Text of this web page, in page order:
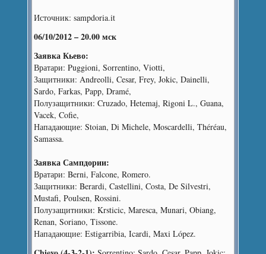
Источник: sampdoria.it
06/10/2012 – 20.00 мск
Заявка Кьево:
Вратари: Puggioni, Sorrentino, Viotti,
Защитники: Andreolli, Cesar, Frey, Jokic, Dainelli,
Sardo, Farkas, Papp, Dramé,
Полузащитники: Cruzado, Hetemaj, Rigoni L., Guana,
Vacek, Cofie,
Нападающие: Stoian, Di Michele, Moscardelli, Théréau,
Samassa.
Заявка Сампдории:
Вратари: Berni, Falcone, Romero.
Защитники: Berardi, Castellini, Costa, De Silvestri,
Mustafi, Poulsen, Rossini.
Полузащитники: Krsticic, Maresca, Munari, Obiang,
Renan, Soriano, Tissone.
Нападающие: Estigarribia, Icardi, Maxi López.